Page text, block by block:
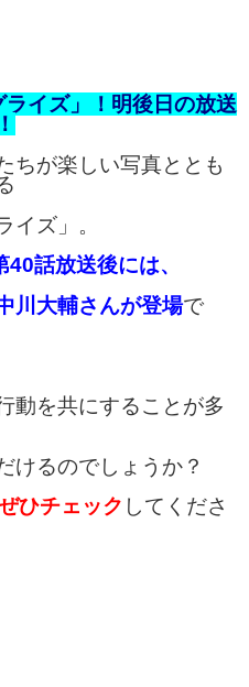
イズ」！明後日の放送
ちが楽しい写真ととも
イズ」。
話放送後には、
川大輔さんが登場で
動を共にすることが多
けるのでしょうか？
ひチェック してくださ